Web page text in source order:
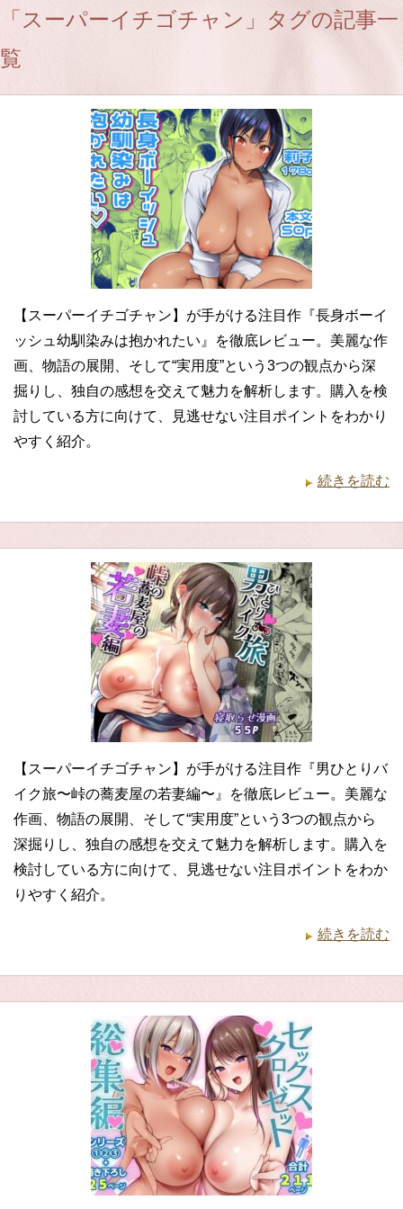
「スーパーイチゴチャン」タグの記事一
覧
【スーパーイチゴチャン】が手がける注目作『長身ボーイ
ッシュ幼馴染みは抱かれたい』を徹底レビュー。美麗な作
画、物語の展開、そして“実用度”という3つの観点から深
掘りし、独自の感想を交えて魅力を解析します。購入を検
討している方に向けて、見逃せない注目ポイントをわかり
やすく紹介。
続きを読む
【スーパーイチゴチャン】が手がける注目作『男ひとりバ
イク旅〜峠の蕎麦屋の若妻編〜』を徹底レビュー。美麗な
作画、物語の展開、そして“実用度”という3つの観点から
深掘りし、独自の感想を交えて魅力を解析します。購入を
検討している方に向けて、見逃せない注目ポイントをわか
りやすく紹介。
続きを読む